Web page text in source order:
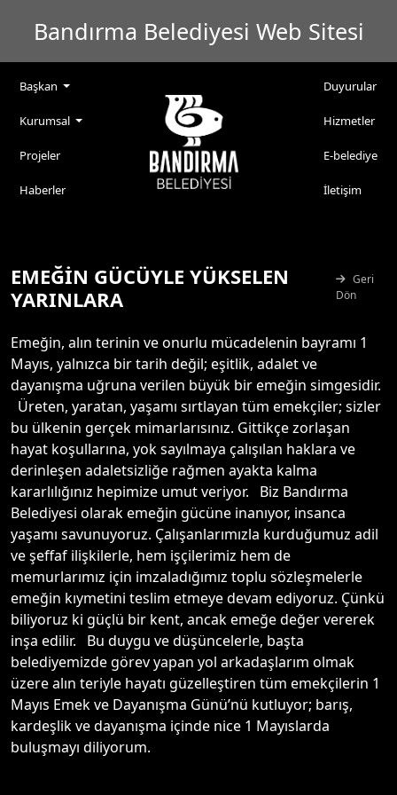
Bandırma Belediyesi Web Sitesi
Başkan
Kurumsal
Projeler
Haberler
Duyurular
Hizmetler
E-belediye
İletişim
EMEĞİN GÜCÜYLE YÜKSELEN
YARINLARA
Geri
Dön
Emeğin, alın terinin ve onurlu mücadelenin bayramı 1
Mayıs, yalnızca bir tarih değil; eşitlik, adalet ve
dayanışma uğruna verilen büyük bir emeğin simgesidir.
Üreten, yaratan, yaşamı sırtlayan tüm emekçiler; sizler
bu ülkenin gerçek mimarlarısınız. Gittikçe zorlaşan
hayat koşullarına, yok sayılmaya çalışılan haklara ve
derinleşen adaletsizliğe rağmen ayakta kalma
kararlılığınız hepimize umut veriyor. Biz Bandırma
Belediyesi olarak emeğin gücüne inanıyor, insanca
yaşamı savunuyoruz. Çalışanlarımızla kurduğumuz adil
ve şeffaf ilişkilerle, hem işçilerimiz hem de
memurlarımız için imzaladığımız toplu sözleşmelerle
emeğin kıymetini teslim etmeye devam ediyoruz. Çünkü
biliyoruz ki güçlü bir kent, ancak emeğe değer vererek
inşa edilir. Bu duygu ve düşüncelerle, başta
belediyemizde görev yapan yol arkadaşlarım olmak
üzere alın teriyle hayatı güzelleştiren tüm emekçilerin 1
Mayıs Emek ve Dayanışma Günü’nü kutluyor; barış,
kardeşlik ve dayanışma içinde nice 1 Mayıslarda
buluşmayı diliyorum.